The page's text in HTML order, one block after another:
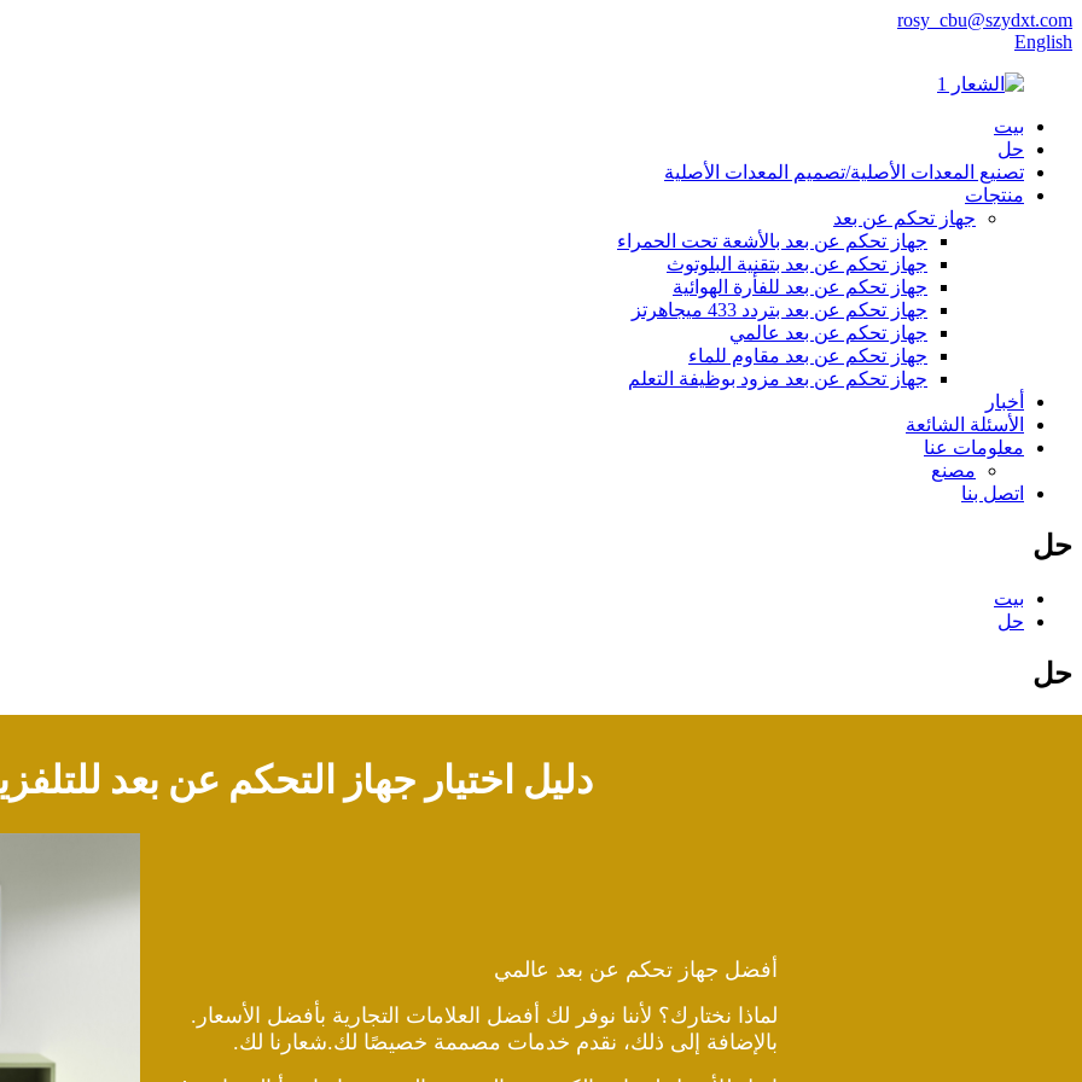
rosy_cbu@szydxt.com
English
بيت
حل
تصنيع المعدات الأصلية/تصميم المعدات الأصلية
منتجات
جهاز تحكم عن بعد
جهاز تحكم عن بعد بالأشعة تحت الحمراء
جهاز تحكم عن بعد بتقنية البلوتوث
جهاز تحكم عن بعد للفأرة الهوائية
جهاز تحكم عن بعد بتردد 433 ميجاهرتز
جهاز تحكم عن بعد عالمي
جهاز تحكم عن بعد مقاوم للماء
جهاز تحكم عن بعد مزود بوظيفة التعلم
أخبار
الأسئلة الشائعة
معلومات عنا
مصنع
اتصل بنا
حل
بيت
حل
حل
دليل اختيار جهاز التحكم عن بعد
أفضل جهاز تحكم عن بعد عالمي
لماذا نختارك؟ لأننا نوفر لك أفضل العلامات التجارية بأفضل الأسعار.
بالإضافة إلى ذلك، نقدم خدمات مصممة خصيصًا لك.شعارنا لك.